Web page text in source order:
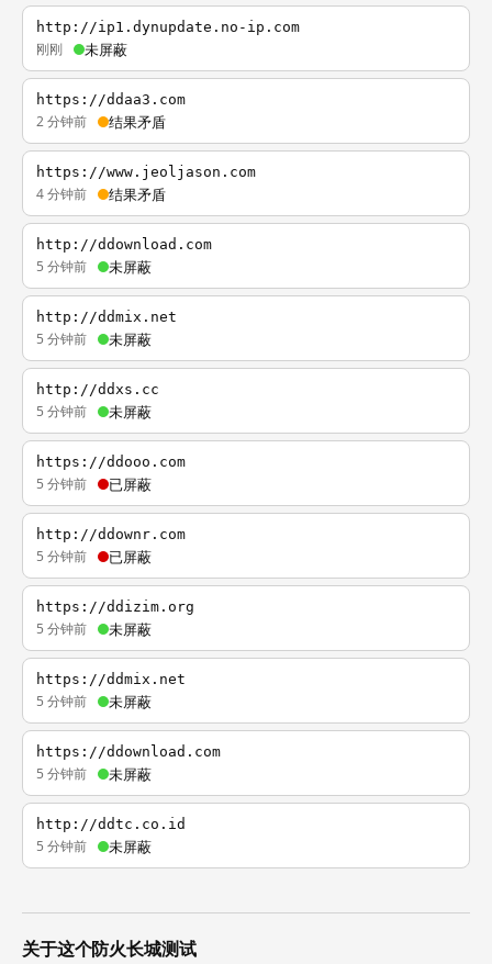
http://ip1.dynupdate.no-ip.com
刚刚 未屏蔽
https://ddaa3.com
2 分钟前 结果矛盾
https://www.jeoljason.com
4 分钟前 结果矛盾
http://ddownload.com
5 分钟前 未屏蔽
http://ddmix.net
5 分钟前 未屏蔽
http://ddxs.cc
5 分钟前 未屏蔽
https://ddooo.com
5 分钟前 已屏蔽
http://ddownr.com
5 分钟前 已屏蔽
https://ddizim.org
5 分钟前 未屏蔽
https://ddmix.net
5 分钟前 未屏蔽
https://ddownload.com
5 分钟前 未屏蔽
http://ddtc.co.id
5 分钟前 未屏蔽
关于这个防火长城测试